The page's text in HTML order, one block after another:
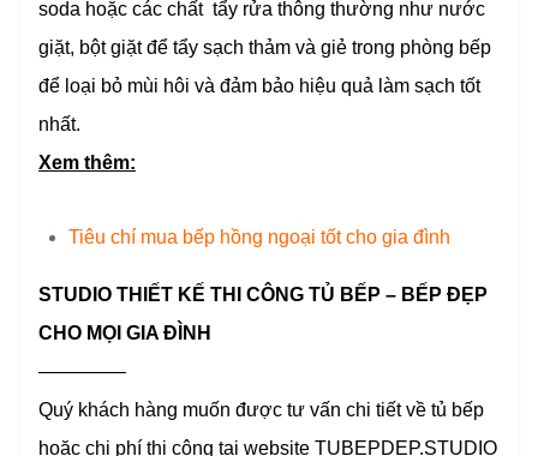
soda hoặc các chất tẩy rửa thông thường như nước
giặt, bột giặt để tẩy sạch thảm và giẻ trong phòng bếp
để loại bỏ mùi hôi và đảm bảo hiệu quả làm sạch tốt
nhất.
Xem thêm:
Tiêu chí mua bếp hồng ngoại tốt cho gia đình
STUDIO THIẾT KẾ THI CÔNG TỦ BẾP – BẾP ĐẸP
CHO MỌI GIA ĐÌNH
————–
Quý khách hàng muốn được tư vấn chi tiết về tủ bếp
hoặc chi phí thi công tại website TUBEPDEP.STUDIO